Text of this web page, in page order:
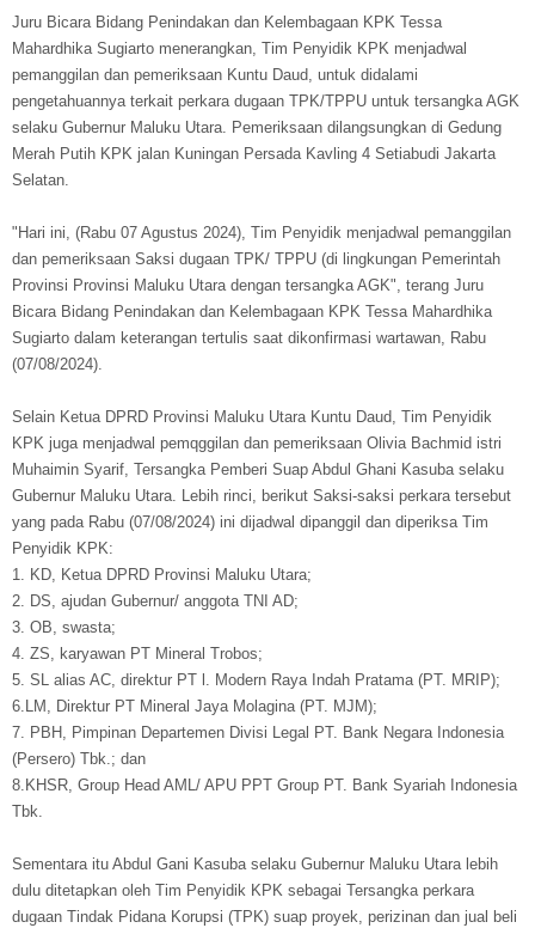
Juru Bicara Bidang Penindakan dan Kelembagaan KPK Tessa
Mahardhika Sugiarto menerangkan, Tim Penyidik KPK menjadwal
pemanggilan dan pemeriksaan Kuntu Daud, untuk didalami
pengetahuannya terkait perkara dugaan TPK/TPPU untuk tersangka AGK
selaku Gubernur Maluku Utara. Pemeriksaan dilangsungkan di Gedung
Merah Putih KPK jalan Kuningan Persada Kavling 4 Setiabudi Jakarta
Selatan.
"Hari ini, (Rabu 07 Agustus 2024), Tim Penyidik menjadwal pemanggilan
dan pemeriksaan Saksi dugaan TPK/ TPPU (di lingkungan Pemerintah
Provinsi Provinsi Maluku Utara dengan tersangka AGK", terang Juru
Bicara Bidang Penindakan dan Kelembagaan KPK Tessa Mahardhika
Sugiarto dalam keterangan tertulis saat dikonfirmasi wartawan, Rabu
(07/08/2024).
Selain Ketua DPRD Provinsi Maluku Utara Kuntu Daud, Tim Penyidik
KPK juga menjadwal pemqggilan dan pemeriksaan Olivia Bachmid istri
Muhaimin Syarif, Tersangka Pemberi Suap Abdul Ghani Kasuba selaku
Gubernur Maluku Utara. Lebih rinci, berikut Saksi-saksi perkara tersebut
yang pada Rabu (07/08/2024) ini dijadwal dipanggil dan diperiksa Tim
Penyidik KPK:
1. KD, Ketua DPRD Provinsi Maluku Utara;
2. DS, ajudan Gubernur/ anggota TNI AD;
3. OB, swasta;
4. ZS, karyawan PT Mineral Trobos;
5. SL alias AC, direktur PT l. Modern Raya Indah Pratama (PT. MRIP);
6.LM, Direktur PT Mineral Jaya Molagina (PT. MJM);
7. PBH, Pimpinan Departemen Divisi Legal PT. Bank Negara Indonesia
(Persero) Tbk.; dan
8.KHSR, Group Head AML/ APU PPT Group PT. Bank Syariah Indonesia
Tbk.
Sementara itu Abdul Gani Kasuba selaku Gubernur Maluku Utara lebih
dulu ditetapkan oleh Tim Penyidik KPK sebagai Tersangka perkara
dugaan Tindak Pidana Korupsi (TPK) suap proyek, perizinan dan jual beli